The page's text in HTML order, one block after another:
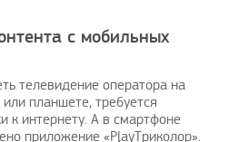
с мобильных
телевидение оператора на
планшете, требуется
к интернету. А в смартфоне
приложение «PlayТриколор».